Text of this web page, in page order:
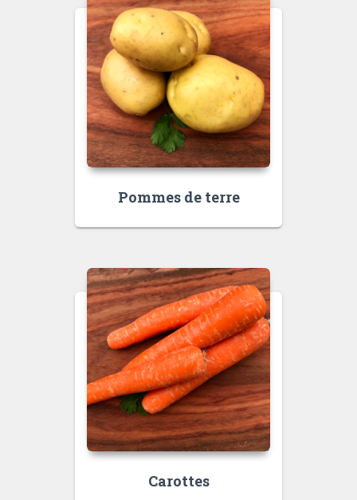
Pommes de terre
Carottes